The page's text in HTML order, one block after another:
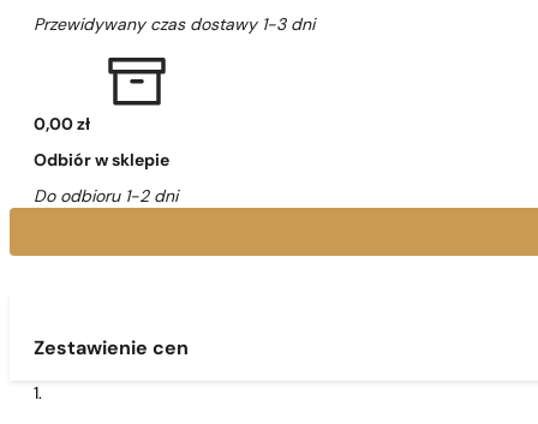
Przewidywany czas dostawy 1-3 dni
0,00 zł
Odbiór w sklepie
Do odbioru 1-2 dni
Zestawienie cen